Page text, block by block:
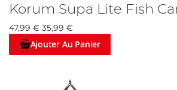
Korum Supa Lite Fish
47,99 € 35,99 €
Ajouter Au Panier